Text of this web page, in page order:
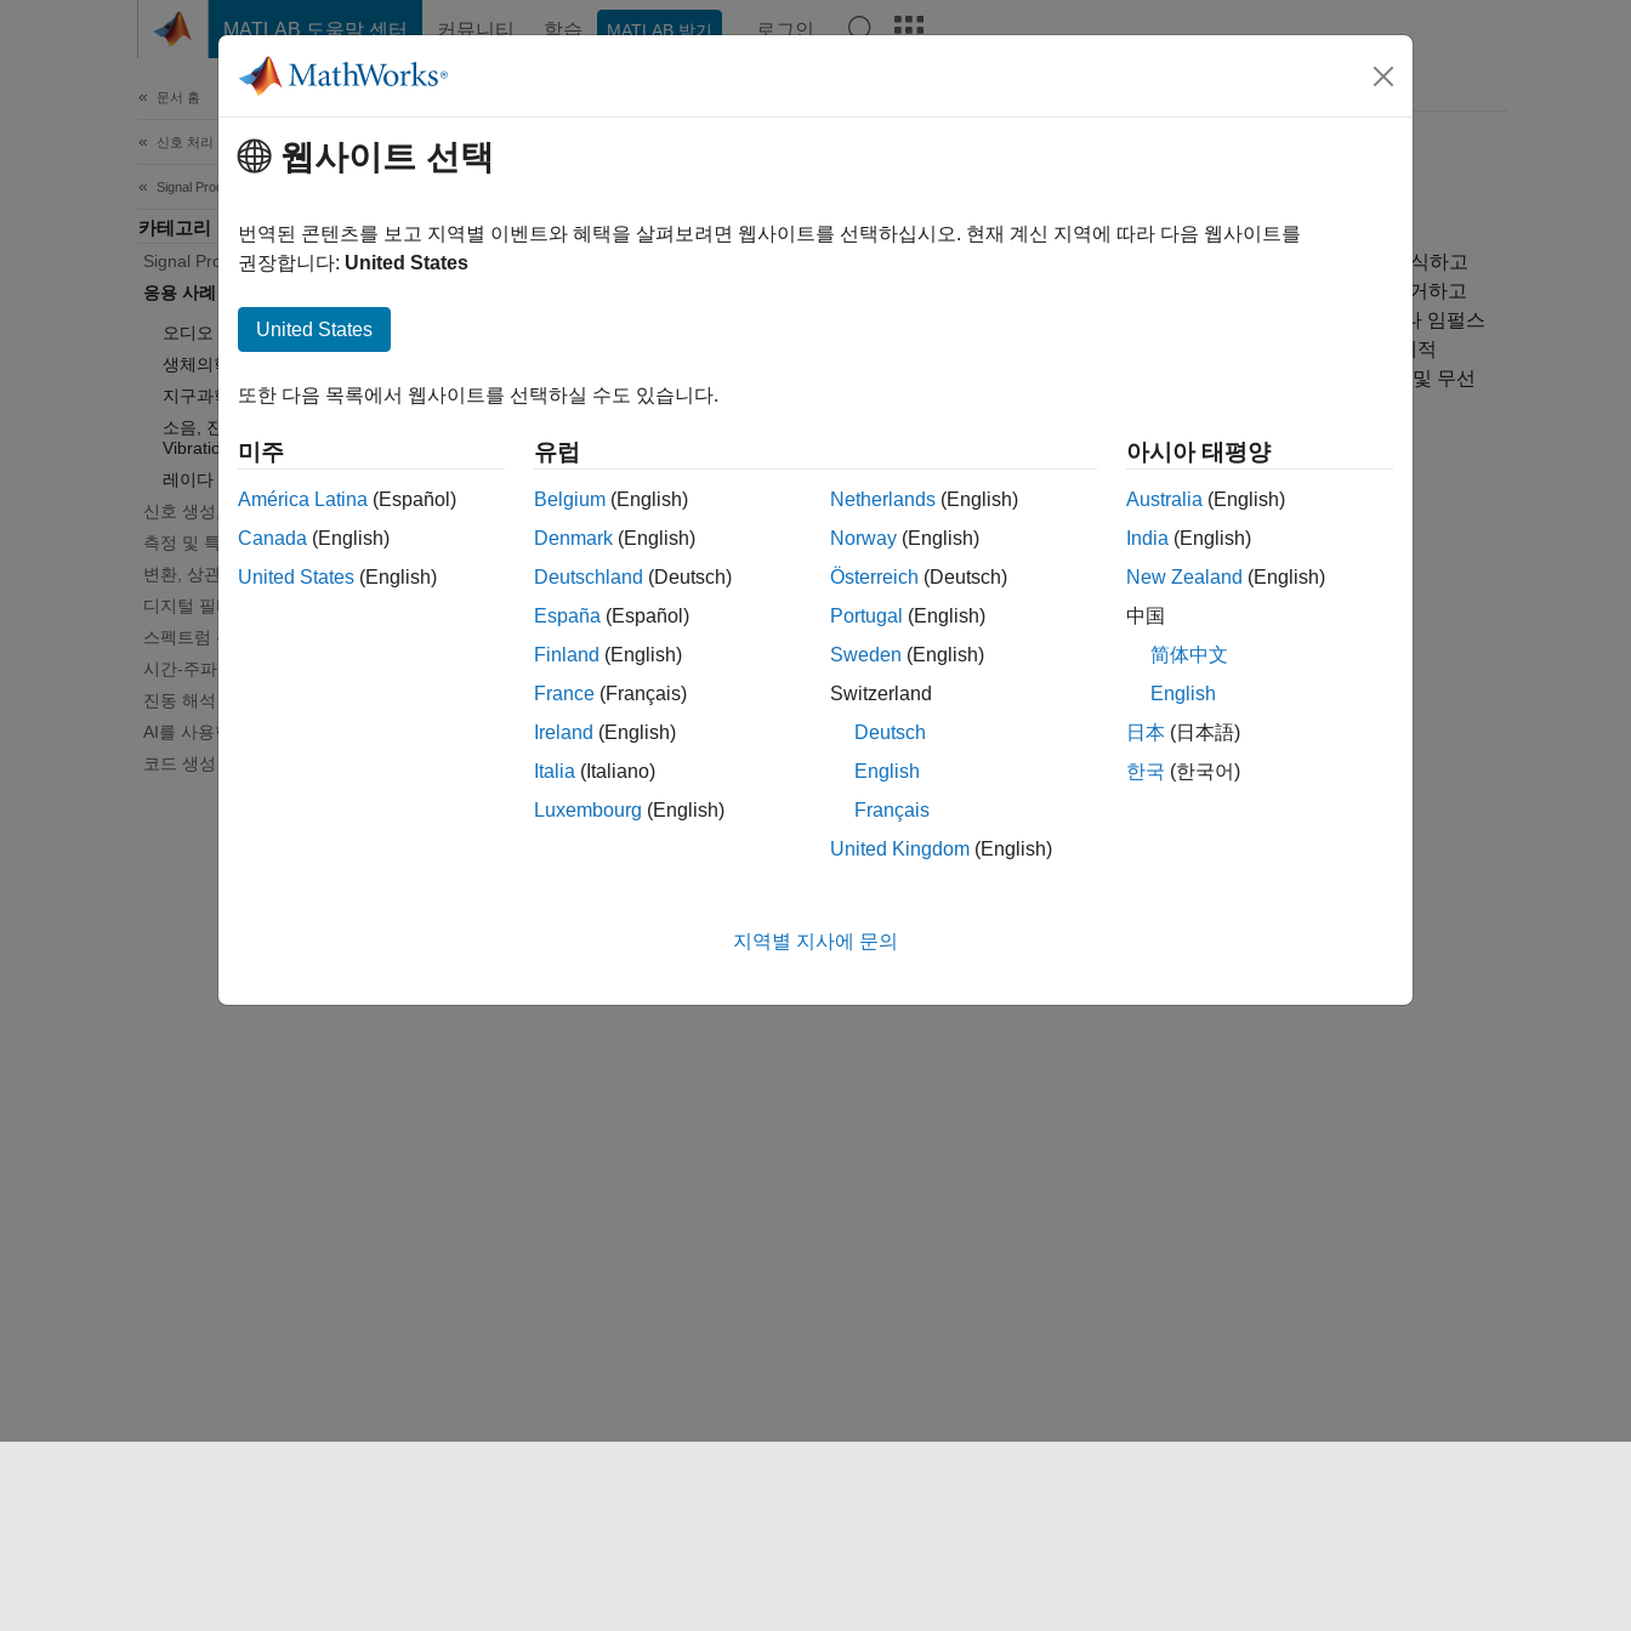
MATLAB 도움말 센터 커뮤니티 학습 MATLAB 받기 로그인
문서 홈
신호 처리
Signal Processing Toolbox
카테고리
Signal Processing Toolbox 시작하기
응용 사례
오디오
생체의학
지구과학
소음, 진동, 가혹성(Noise,
Vibration, Hashness)
레이다 및 무선 통신
신호 생성, 분석 및 전처리
측정 및 특징 추출
변환, 상관 및 모델링
디지털 필터와 아날로그 필터
스펙트럼 분석
시간-주파수 분석
진동 해석
AI를 사용한 신호 처리
코드 생성 및 GPU 지원
응용 사례
오디오, 생체의학, 지구과학, 소음, 진동, 가혹성, 레이다 및 무선 통신
Signal Processing Toolbox™는 다양한 신호 처리 응용 분야를 지원합니다. 오디오 응용 분야에서는 음성을 인식하고
사운드를 분류하고 이상을 감지할 수 있습니다. 생체의학 응용 분야에서는 ECG, EEG, EMG 신호의 잡음을 제거하고
이러한 신호를 복원하고 분류할 수 있습니다. 지구과학 응용 분야에서는 지진 신호에서 속도 변화를 추정하거나 임펄스
잡음을 제거할 수 있습니다. 소음, 진동, 가혹성(Noise, Vibration, Hashness) 응용 분야에서는 회전 기계의 기계적
신호에서 진동, 모드, 피로도를 분석할 수 있습니다. 일부 레이다 및 무선 통신 응용 분야에는 레이다 타깃 분류 및 무선
리소스 할당 등이 해당됩니다.
카테고리
음성 인식, 사운드 분류 및 이상 감지
생체의학
ECG, EEG, EMG 및 생리적 신호에서 잡음 제거, 복원, 분류 및 이상 감지
지구과학
지진 활동 및 날씨 데이터
소음, 진동, 가혹성(Noise, Vibration, Hashness)
레이다 타깃 및 신호 분류, 자동차 레이다 및 스펙트럼 센싱
웹사이트 선택
번역된 콘텐츠를 보고 지역별 이벤트와 혜택을 살펴보려면 웹사이트를 선택하십시오. 현재 계신 지역에 따라 다음 웹사이트를
권장합니다: United States
United States
또한 다음 목록에서 웹사이트를 선택하실 수도 있습니다.
미주
América Latina (Español)
Canada (English)
United States (English)
유럽
Belgium (English)
Denmark (English)
Deutschland (Deutsch)
España (Español)
Finland (English)
France (Français)
Ireland (English)
Italia (Italiano)
Luxembourg (English)
Netherlands (English)
Norway (English)
Österreich (Deutsch)
Portugal (English)
Sweden (English)
Switzerland
Deutsch
English
Français
United Kingdom (English)
아시아 태평양
Australia (English)
India (English)
New Zealand (English)
中国
简体中文
English
日本 (日本語)
한국 (한국어)
지역별 지사에 문의